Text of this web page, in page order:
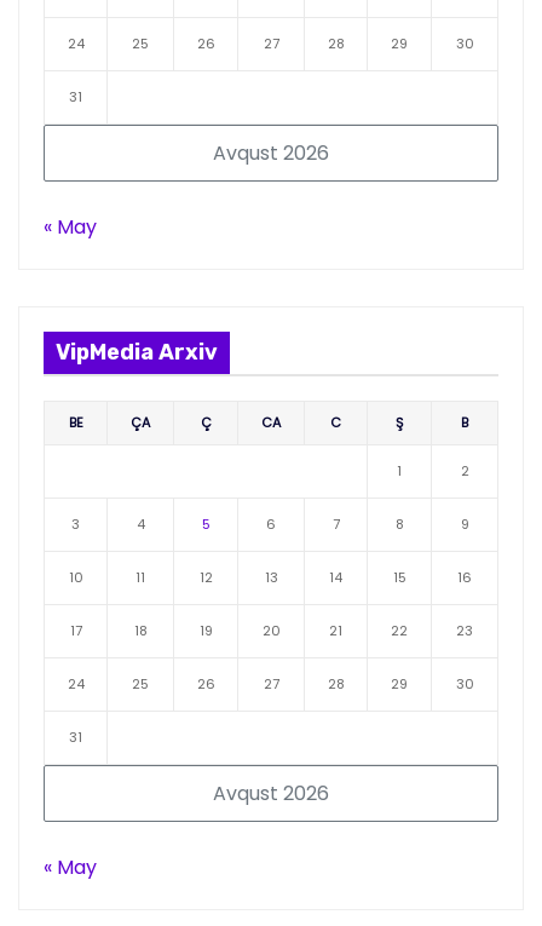
Avqust 2026
24 25 26 27 28 29 30
31
« May
VipMedia Arxiv
Avqust 2026
BE ÇA Ç CA C Ş B
1 2
3 4 5 6 7 8 9
10 11 12 13 14 15 16
17 18 19 20 21 22 23
24 25 26 27 28 29 30
31
« May